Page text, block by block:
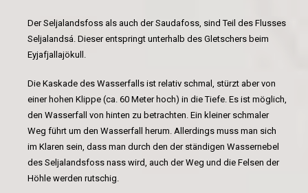
Der Seljalandsfoss als auch der Saudafoss, sind Teil des Flusses
Seljalandsá. Dieser entspringt unterhalb des Gletschers beim
Eyjafjallajökull.
Die Kaskade des Wasserfalls ist relativ schmal, stürzt aber von
einer hohen Klippe (ca. 60 Meter hoch) in die Tiefe. Es ist möglich,
den Wasserfall von hinten zu betrachten. Ein kleiner schmaler
Weg führt um den Wasserfall herum. Allerdings muss man sich
im Klaren sein, dass man durch den der ständigen Wassernebel
des Seljalandsfoss nass wird, auch der Weg und die Felsen der
Höhle werden rutschig.